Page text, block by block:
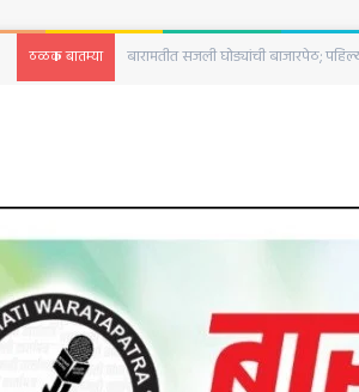
ठळक बातम्या बारामतीत पुन्हा विमान दुर्घटना; गोजुबावी